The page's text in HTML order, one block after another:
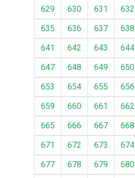
629
630 631 632
635
636 637 638
641
642 643 644
647
648 649 650
653
654 655 656
659
660 661 662
665
666 667 668
671
672 673 674
677
678 679 680